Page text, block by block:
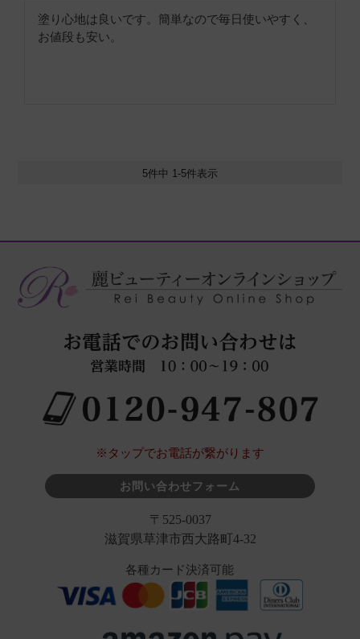
塗り心地は良いです。簡単なので毎日使いやすく、
お値段も安い。
5件中 1-5件表示
※タップでお電話が繋がります
お問い合わせフォーム
〒525-0037
滋賀県草津市西大路町4-32
各種カード決済可能